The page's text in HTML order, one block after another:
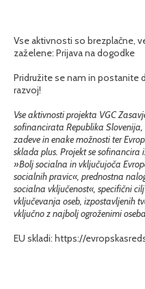
Vse aktivnosti so brezplačne,
zaželene: Prijava na dogodke
Pridružite se nam in postanite
razvoj!
Vse aktivnosti projekta VGC
sofinancirata Republika
zadeve in enake možnosti ter
sklada plus. Projekt se
»Bolj socialna in vključujoča
socialnih pravic«, prednostna
socialna vključenost«, specifični
vključevanja oseb, izpostavljenih
vključno z najbolj ogroženimi
EU skladi: https://